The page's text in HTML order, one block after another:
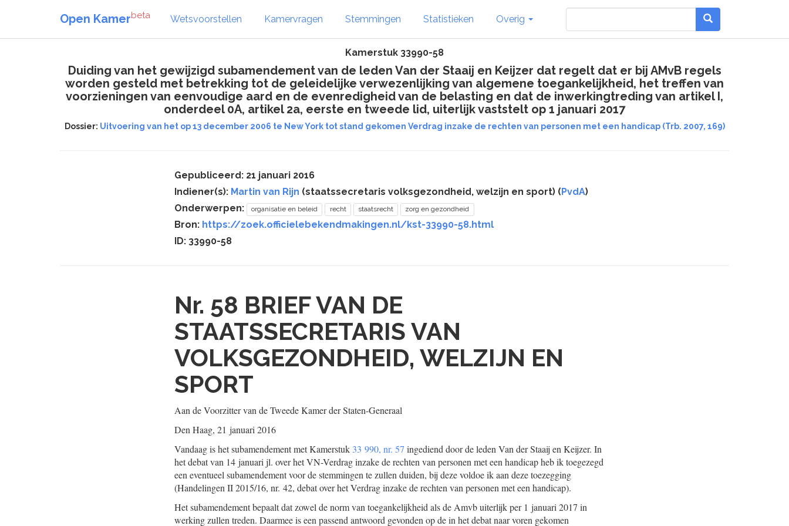
Open Kamerbeta Wetsvoorstellen Kamervragen Stemmingen Statistieken Overig
Kamerstuk 33990-58
Duiding van het gewijzigd subamendement van de leden Van der Staaij en Keijzer dat regelt dat er bij AMvB regels
worden gesteld met betrekking tot de geleidelijke verwezenlijking van algemene toegankelijkheid, het treffen van
voorzieningen van eenvoudige aard en de evenredigheid van de belasting en dat de inwerkingtreding van artikel I,
onderdeel 0A, artikel 2a, eerste en tweede lid, uiterlijk vaststelt op 1 januari 2017
Dossier: Uitvoering van het op 13 december 2006 te New York tot stand gekomen Verdrag inzake de rechten van personen met een handicap (Trb. 2007, 169)
Gepubliceerd: 21 januari 2016
Indiener(s): Martin van Rijn (staatssecretaris volksgezondheid, welzijn en sport) (PvdA)
Onderwerpen:
organisatie en beleid recht staatsrecht zorg en gezondheid
Bron: https://zoek.officielebekendmakingen.nl/kst-33990-58.html
ID: 33990-58
Nr. 58 BRIEF VAN DE
STAATSSECRETARIS VAN
VOLKSGEZONDHEID, WELZIJN EN
SPORT
Aan de Voorzitter van de Tweede Kamer der Staten-Generaal
Den Haag, 21 januari 2016
Vandaag is het subamendement met Kamerstuk 33 990, nr. 57 ingediend door de leden Van der Staaij en Keijzer. In
het debat van 14 januari jl. over het VN-Verdrag inzake de rechten van personen met een handicap heb ik toegezegd
een eventueel subamendement voor de stemmingen te zullen duiden, bij deze voldoe ik aan deze toezegging
(Handelingen II 2015/16, nr. 42, debat over het Verdrag inzake de rechten van personen met een handicap).
Het subamendement bepaalt dat zowel de norm van toegankelijkheid als de Amvb uiterlijk per 1 januari 2017 in
werking zullen treden. Daarmee is een passend antwoord gevonden op de in het debat naar voren gekomen